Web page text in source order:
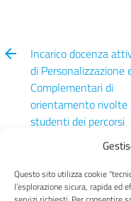
Questo sito utilizza cookie
l’esplorazione sicura, rapida
Incarico docenza
di Personalizzazione
Complementari di
orientamento rivolte
studenti dei percorsi
dell’Obbligo formativo